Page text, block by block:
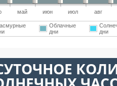
май июн июл авг
Облачные
дни
дни